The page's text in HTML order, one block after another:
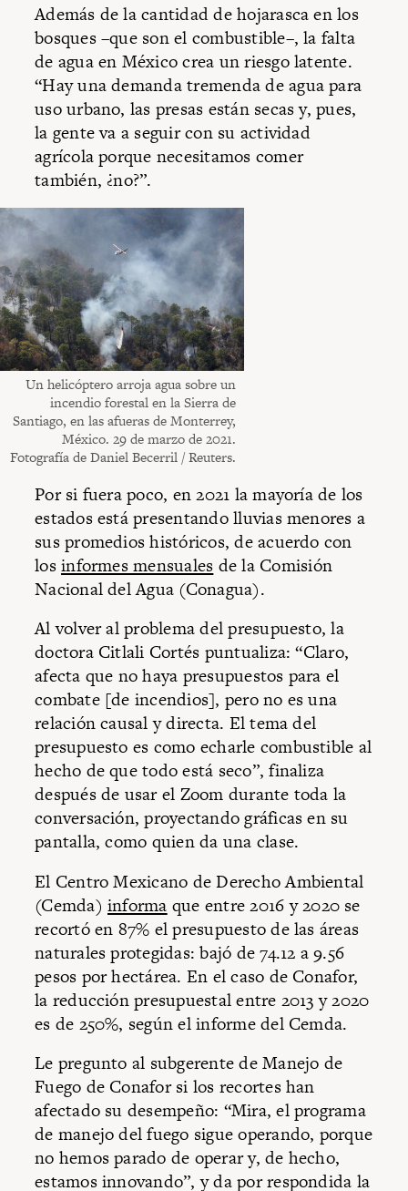
Además de la cantidad de hojarasca en los
bosques –que son el combustible–, la falta
de agua en México crea un riesgo latente.
“Hay una demanda tremenda de agua para
uso urbano, las presas están secas y, pues,
la gente va a seguir con su actividad
agrícola porque necesitamos comer
también, ¿no?”.
Un helicóptero arroja agua sobre un
incendio forestal en la Sierra de
Santiago, en las afueras de Monterrey,
México. 29 de marzo de 2021.
Fotografía de Daniel Becerril / Reuters.
Por si fuera poco, en 2021 la mayoría de los
estados está presentando lluvias menores a
sus promedios históricos, de acuerdo con
losinformes mensuales de la Comisión
Nacional del Agua (Conagua).
Al volver al problema del presupuesto, la
doctora Citlali Cortés puntualiza: “Claro,
afecta que no haya presupuestos para el
combate [de incendios], pero no es una
relación causal y directa. El tema del
presupuesto es como echarle combustible al
hecho de que todo está seco”, finaliza
después de usar el Zoom durante toda la
conversación, proyectando gráficas en su
pantalla, como quien da una clase.
El Centro Mexicano de Derecho Ambiental
(Cemda) informa que entre 2016 y 2020 se
recortó en 87% el presupuesto de las áreas
naturales protegidas: bajó de 74.12 a 9.56
pesos por hectárea. En el caso de Conafor,
la reducción presupuestal entre 2013 y 2020
es de 250%, según el informe del Cemda.
Le pregunto al subgerente de Manejo de
Fuego de Conafor si los recortes han
afectado su desempeño: “Mira, el programa
de manejo del fuego sigue operando, porque
no hemos parado de operar y, de hecho,
estamos innovando”, y da por respondida la